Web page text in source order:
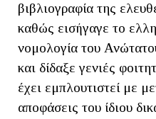
βιβλιογραφία της
καθώς εισήγαγε το
νομολογία του
και δίδαξε γενιές
έχει εμπλουτιστεί με
αποφάσεις του ίδιου